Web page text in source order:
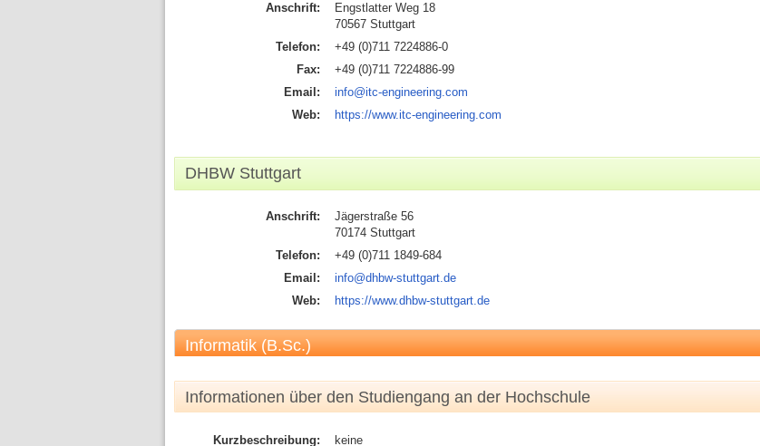
Anschrift:
Engstlatter Weg 18
70567 Stuttgart
Telefon:
+49 (0)711 7224886-0
Fax:
+49 (0)711 7224886-99
Email:
info@itc-engineering.com
Web:
https://www.itc-engineering.com
DHBW Stuttgart
Anschrift:
Jägerstraße 56
70174 Stuttgart
Telefon:
+49 (0)711 1849-684
Email:
info@dhbw-stuttgart.de
Web:
https://www.dhbw-stuttgart.de
Informatik (B.Sc.)
Informationen über den Studiengang an der Hochschule
Kurzbeschreibung: keine